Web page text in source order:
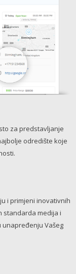
za predstavljanje
odredište koje
i primjeni inovativnih
standarda medija i
Vašeg